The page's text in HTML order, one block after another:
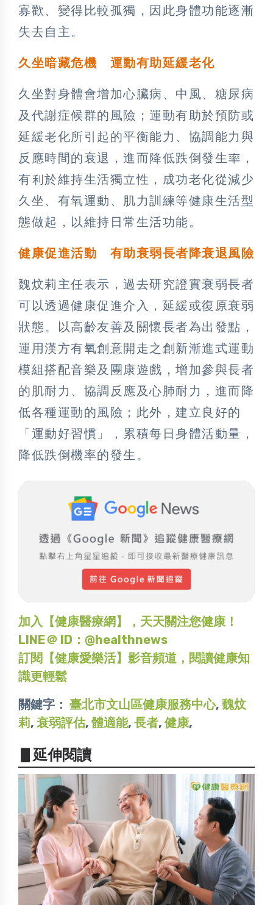
寡歡、變得比較孤獨，因此身體功能逐漸
失去自主。
久坐暗藏危機 運動有助延緩老化
久坐對身體會增加心臟病、中風、糖尿病
及代謝症候群的風險；運動有助於預防或
延緩老化所引起的平衡能力、協調能力與
反應時間的衰退，進而降低跌倒發生率，
有利於維持生活獨立性，成功老化從減少
久坐、有氧運動、肌力訓練等健康生活型
態做起，以維持日常生活功能。
健康促進活動 有助衰弱長者降衰退風險
魏炆莉主任表示，過去研究證實衰弱長者
可以透過健康促進介入，延緩或復原衰弱
狀態。以高齡友善及關懷長者為出發點，
運用漢方有氧創意開走之創新漸進式運動
模組搭配音樂及團康遊戲，增加參與長者
的肌耐力、協調反應及心肺耐力，進而降
低各種運動的風險；此外，建立良好的
「運動好習慣」，累積每日身體活動量，
降低跌倒機率的發生。
加入【健康醫療網】，天天關注您健康！
LINE＠ ID：@healthnews
訂閱【健康愛樂活】影音頻道，閱讀健康知
識更輕鬆
關鍵字： 臺北市文山區健康服務中心, 魏炆
莉, 衰弱評估, 體適能, 長者, 健康,
▋延伸閱讀